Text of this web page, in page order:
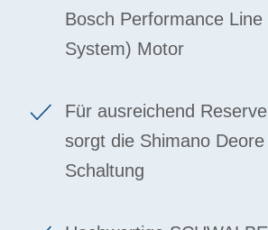
Bosch Performance
System) Motor
Für ausreichend
sorgt die Shimano
Schaltung